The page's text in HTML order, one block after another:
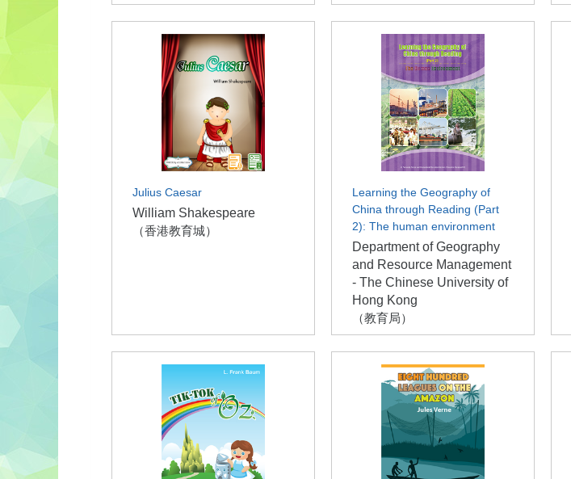
Julius Caesar
William Shakespeare
（香港教育城）
Learning the Geography of
China through Reading (Part
2): The human environment
Department of Geography
and Resource Management
- The Chinese University of
Hong Kong
（教育局）